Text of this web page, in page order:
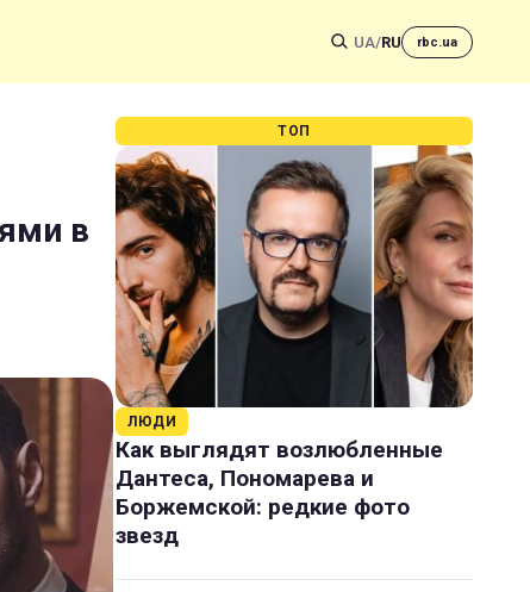
UA/RU rbc.ua
в
ТОП
ЛЮДИ
Как выглядят возлюбленные
Дантеса, Пономарева и
Боржемской: редкие фото
звезд